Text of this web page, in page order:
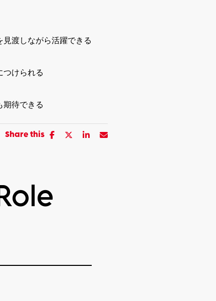
渡しながら活躍できる
つけられる
期待できる
Share this